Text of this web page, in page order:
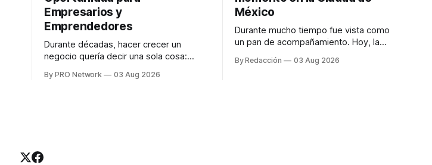
Empresarios y
Emprendedores
Durante décadas, hacer crecer un
negocio quería decir una sola cosa:
anuncios, un especialista en marketing
By PRO Network 03 Aug 2026
México
Durante mucho tiempo fue vista como
un pan de acompañamiento. Hoy, la
platillos favoritos de quienes buscan
By Redacción 03 Aug 2026